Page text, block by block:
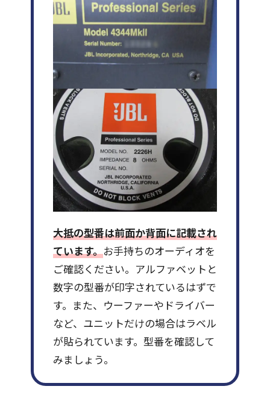
大抵の型番は前面か背面に記載され
ています。お手持ちのオーディオを
ご確認ください。アルファベットと
数字の型番が印字されているはずで
す。また、ウーファーやドライバー
など、ユニットだけの場合はラベル
が貼られています。型番を確認して
みましょう。